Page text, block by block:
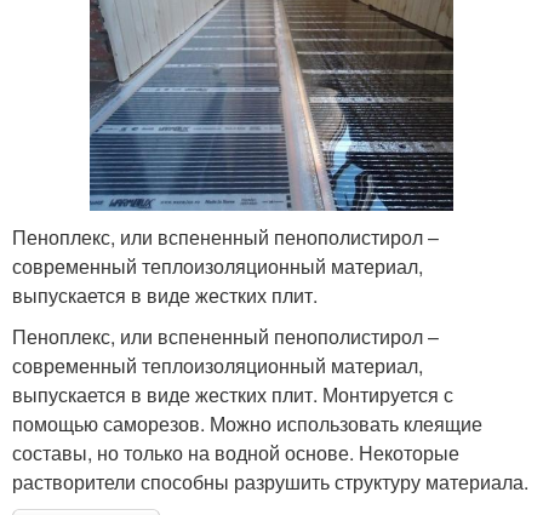
Пеноплекс, или вспененный пенополистирол –
современный теплоизоляционный материал,
выпускается в виде жестких плит.
Пеноплекс, или вспененный пенополистирол –
современный теплоизоляционный материал,
выпускается в виде жестких плит. Монтируется с
помощью саморезов. Можно использовать клеящие
составы, но только на водной основе. Некоторые
растворители способны разрушить структуру материала.